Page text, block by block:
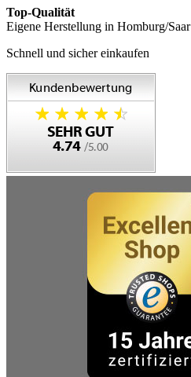
Top-Qualität
Eigene Herstellung in Homburg/Saar
Schnell und sicher einkaufen